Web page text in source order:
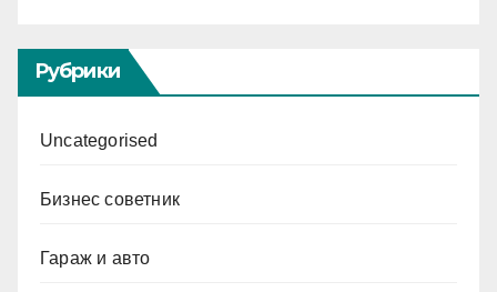
Рубрики
Uncategorised
Бизнес советник
Гараж и авто